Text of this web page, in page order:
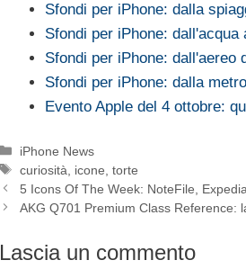
Sfondi per iPhone: dalla
Sfondi per iPhone: dall'acqua
Sfondi per iPhone: dall'aereo
Sfondi per iPhone: dalla
Evento Apple del 4 ottobre:
Categorie
iPhone News
Tag
curiosità icone ,torte
5 Icons Of The Week: NoteFile,
AKG Q701 Premium Class Reference:
Lascia un commento